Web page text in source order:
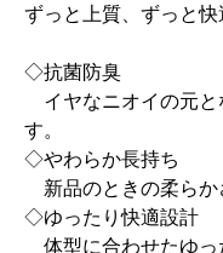
ずっと上質、ずっと快
◇抗菌防臭
イヤなニオイの元と
す。
◇やわらか長持ち
新品のときの柔らか
◇ゆったり快適設計
体型に合わせたゆっ